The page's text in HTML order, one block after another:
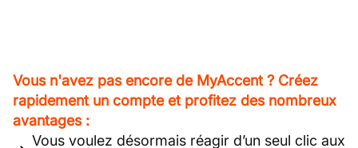
Vous n'avez pas encore de MyAccent ? Créez
rapidement un compte et profitez des nombreux
avantages :
Vous voulez désormais réagir d’un seul clic aux